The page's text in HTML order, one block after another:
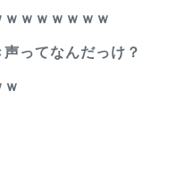
ｗｗｗｗｗｗ
ってなんだっけ？